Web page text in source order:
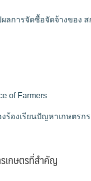
ผลการจัดซื้อจัดจ้างของ ส
of Farmers
งร้องเรียนปัญหาเกษตรกร
เกษตรที่สำคัญ